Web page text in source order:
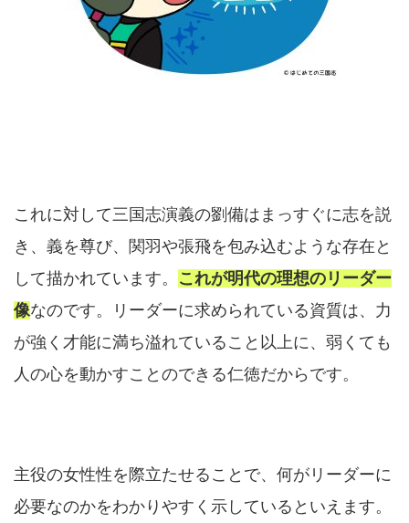
これに対して三国志演義の劉備はまっすぐに志を説
き、義を尊び、関羽や張飛を包み込むような存在と
して描かれています。 これが明代の理想のリーダー
像なのです。リーダーに求められている資質は、力
が強く才能に満ち溢れていること以上に、弱くても
人の心を動かすことのできる仁徳だからです。
主役の女性性を際立たせることで、何がリーダーに
必要なのかをわかりやすく示しているといえます。